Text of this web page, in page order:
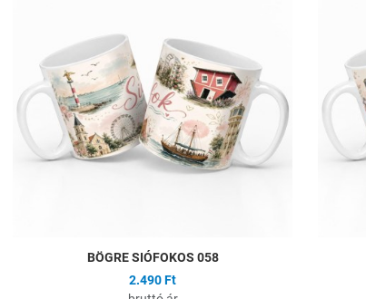
Gyors nézet
BÖGRE SIÓFOKOS 058
2.490 Ft